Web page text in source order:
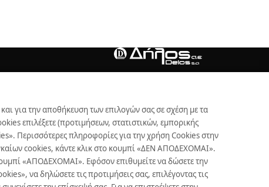
για την αποθήκευση των επιλογών σας σε σχέση με τα
επιλέξετε (προτιμήσεων, στατιστικών, εμπορικής
Περισσότερες πληροφορίες για την χρήση Cookies στην
cookies, κάντε κλικ στο κουμπί «ΔΕΝ ΑΠΟΔΕΧΟΜΑΙ».
«ΑΠΟΔΕΧΟΜΑΙ». Εφόσον επιθυμείτε να δώσετε την
να δηλώσετε τις προτιμήσεις σας, επιλέγοντας τις